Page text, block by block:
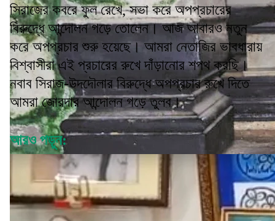
সিরাজের কবরে ফুল রেখে, সভা করে অপপ্রচারের
বিরুদ্ধে আন্দোলন গড়ে তোলেন। আজ আবারও নতুন
করে অপপ্রচার শুরু হয়েছে। আমরা নেতাজির ভাবধারায়
বিশ্বাসীরা এই প্রচারের রুখে দাঁড়ানোর শপথ করছি।
নবাব সিরাজ-উদদৌলার বিরুদ্ধে অপপ্রচার রুখে দিতে
আমরা জোরদার আন্দোলন গড়ে তুলব।
আরও পড়ুন: